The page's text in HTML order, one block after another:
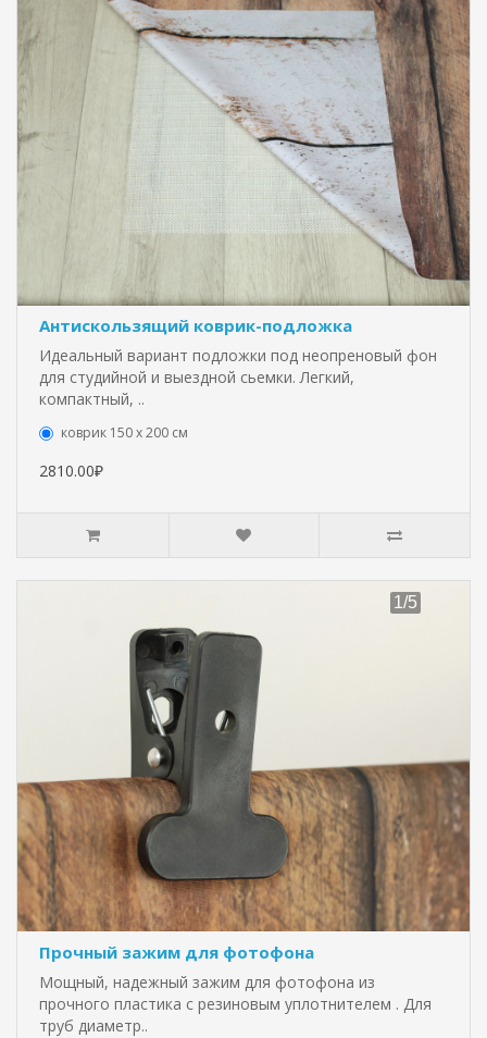
Антискользящий коврик-подложка
Идеальный вариант подложки под неопреновый фон
для студийной и выездной сьемки. Легкий,
компактный, ..
коврик 150 х 200 см
2810.00₽
Прочный зажим для фотофона
Мощный, надежный зажим для фотофона из
прочного пластика с резиновым уплотнителем . Для
труб диаметр..